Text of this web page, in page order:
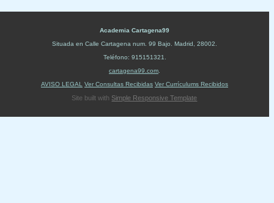
Academia Cartagena99
Situada en Calle Cartagena num. 99 Bajo Madrid 28002
Teléfono: 915151321
cartagena99.com
AVISO LEGAL
Ver Consultas Recibidas Ver Currículums Recibidos
Site built with Simple Responsive Template